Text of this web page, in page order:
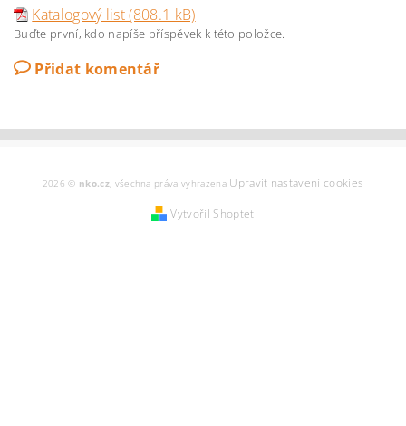
Katalogový list (808.1 kB)
Buďte první, kdo napíše příspěvek k této položce.
Přidat komentář
2026 © nko.cz, všechna práva vyhrazena Upravit nastavení cookies
Vytvořil Shoptet